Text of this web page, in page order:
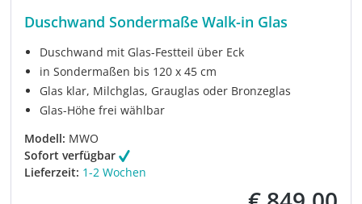
Duschwand Sondermaße Walk-in Glas
Duschwand mit Glas-Festteil über Eck
in Sondermaßen bis 120 x 45 cm
Glas klar, Milchglas, Grauglas oder Bronzeglas
Glas-Höhe frei wählbar
Modell: MWO
Sofort verfügbar
Lieferzeit: 1-2 Wochen
Verkaufspreis: